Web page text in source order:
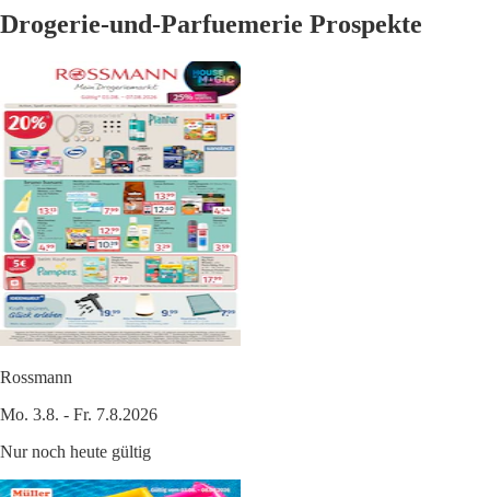
Drogerie-und-Parfuemerie Prospekte
Rossmann
Mo. 3.8. - Fr. 7.8.2026
Nur noch heute gültig